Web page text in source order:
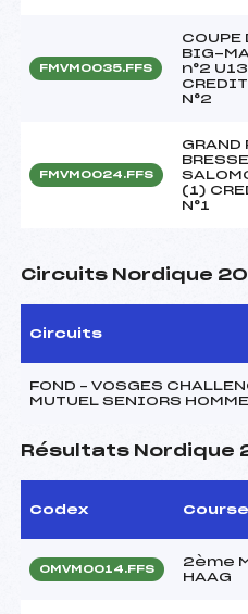
FMVM0035.FFS
COUPE
BIG-
n°2
N°2
FMVM0024.FFS
GRAND
(1)
N°1
Circuits Nordique
Circuits
FOND – VOSGES
MUTUEL SENIORS
Résultats Nordique
Codex Course
OMVM0014.FFS
2ème
HAAG